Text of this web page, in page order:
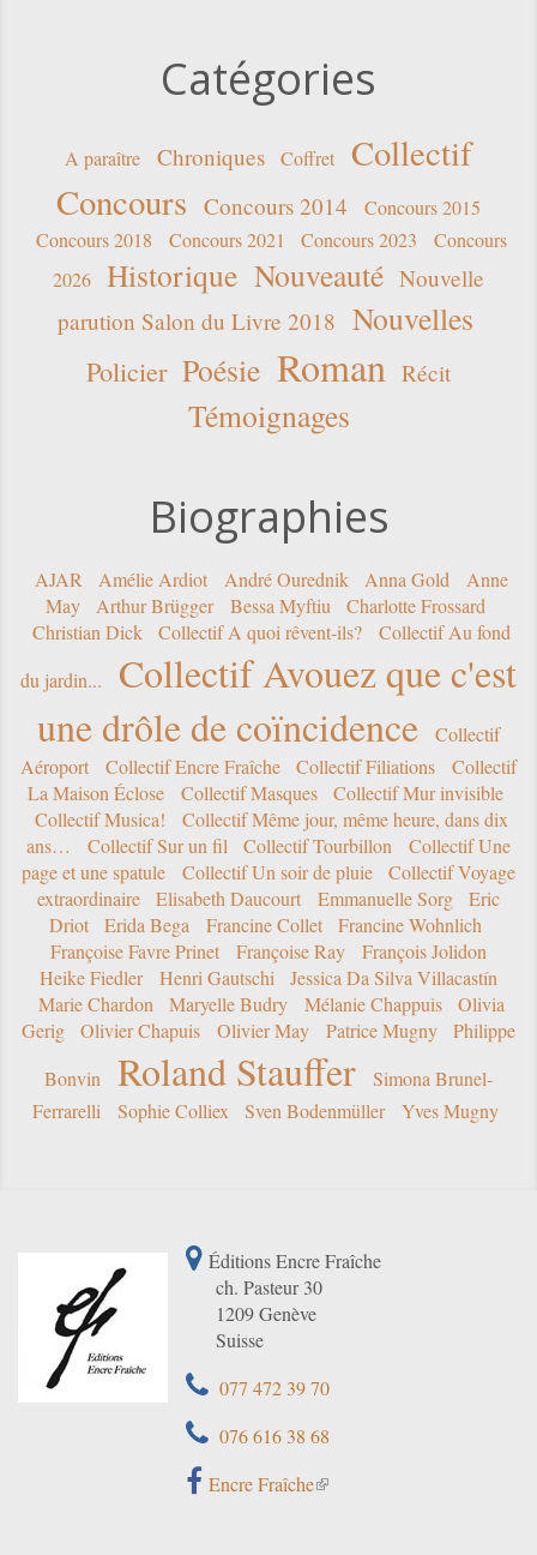
Catégories
A paraître Chroniques Coffret
Collectif
Concours Concours 2014
Concours 2015
Concours 2018
Concours 2021 Concours 2023
Concours
2026
Historique Nouveauté Nouvelle
parution Salon du Livre 2018 Nouvelles
Policier Poésie Roman Récit
Témoignages
Biographies
AJAR Amélie Ardiot André Ourednik Anna Gold
Anne
May
Arthur Brügger Bessa Myftiu
Charlotte Frossard
Christian Dick
Collectif A quoi rêvent-ils?
Collectif Au fond
du jardin...
Collectif Avouez que c'est
une drôle de coïncidence
Collectif
Aéroport
Collectif Encre Fraîche Collectif Filiations
Collectif
La Maison Éclose
Collectif Masques
Collectif Mur invisible
Collectif Musica!
Collectif Même jour, même heure, dans dix
ans…
Collectif Sur un fil Collectif Tourbillon
Collectif Une
page et une spatule
Collectif Un soir de pluie
Collectif Voyage
extraordinaire
Elisabeth Daucourt Emmanuelle Sorg
Eric
Driot
Erida Bega Francine Collet
Francine Wohnlich
Françoise Favre Prinet
Françoise Ray
François Jolidon
Heike Fiedler
Henri Gautschi
Jessica Da Silva Villacastín
Marie Chardon
Maryelle Budry Mélanie Chappuis
Olivia
Gerig
Olivier Chapuis Olivier May Patrice Mugny
Philippe
Bonvin
Roland Stauffer
Simona Brunel-
Ferrarelli
Sophie Colliex Sven Bodenmüller Yves Mugny
Éditions Encre Fraîche
ch. Pasteur 30
1209 Genève
Suisse
077 472 39 70
076 616 38 68
Encre Fraîche